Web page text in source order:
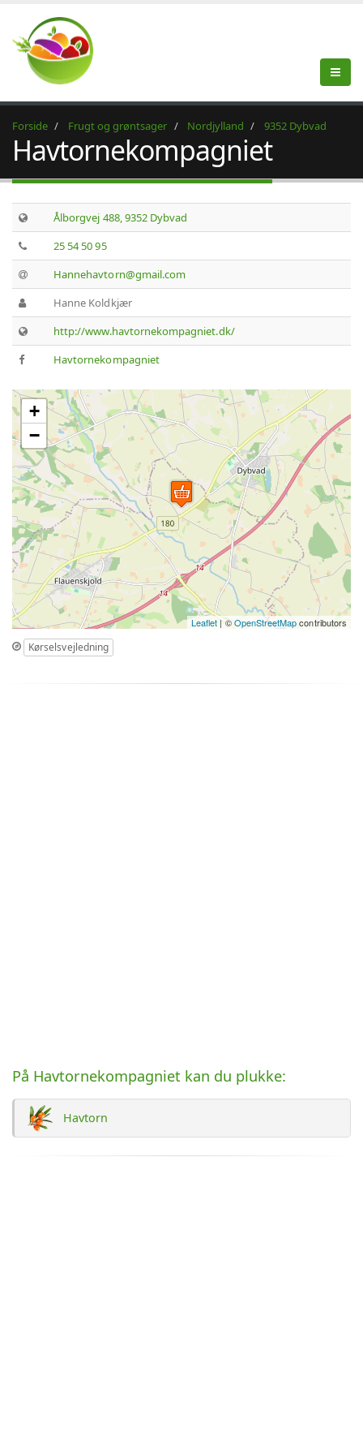
Forside Frugt og grøntsager Nordjylland 9352 Dybvad
Havtornekompagniet
Ålborgvej 488, 9352 Dybvad
25 54 50 95
Hannehavtorn@gmail.com
Hanne Koldkjær
http://www.havtornekompagniet.dk/
Havtornekompagniet
+
−
Leaflet| ©OpenStreetMapcontributors
Kørselsvejledning
På Havtornekompagniet kan du plukke:
Havtorn